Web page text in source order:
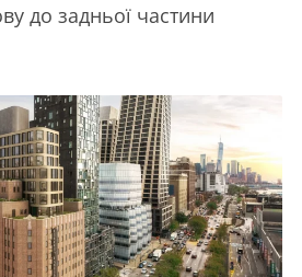
до задньої частини